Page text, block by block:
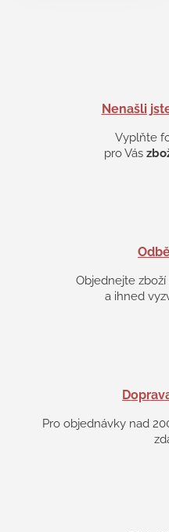
Nenašli
Vyplňte
pro Vás
Objednejte zboží
a ihned
Pro objednávky nad